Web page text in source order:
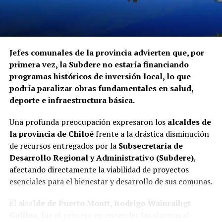
procedimientos disciplinarios ni ha emitido
fiscalizaciones y solicitará antecedentes a cada
organismo involucrado para determinar las
responsabilidades administrativas correspondientes.
Jefes comunales de la provincia advierten que, por
primera vez, la Subdere no estaría financiando
programas históricos de inversión local, lo que
podría paralizar obras fundamentales en salud,
deporte e infraestructura básica.
Una profunda preocupación expresaron los alcaldes de
la provincia de Chiloéfrente a la drástica disminución
de recursos entregados por la Subsecretaría de
Desarrollo Regional y Administrativo (Subdere),
afectando directamente la viabilidad de proyectos
esenciales para el bienestar y desarrollo de sus comunas.
El alca lde de Puerto Montt, Rodrigo Wainraihgt